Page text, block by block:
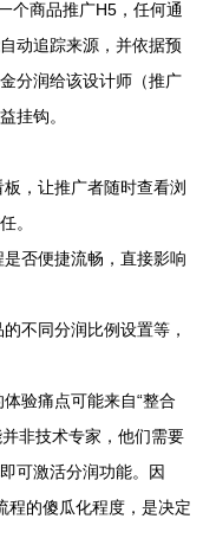
个商品推广H5，任何通
动追踪来源，并依据预
分润给该设计师（推广
挂钩。
，让推广者随时查看浏
。
否便捷流畅，直接影响
不同分润比例设置等，
验痛点可能来自“整合
非技术专家，他们需要
可激活分润功能。因
程的傻瓜化程度，是决定